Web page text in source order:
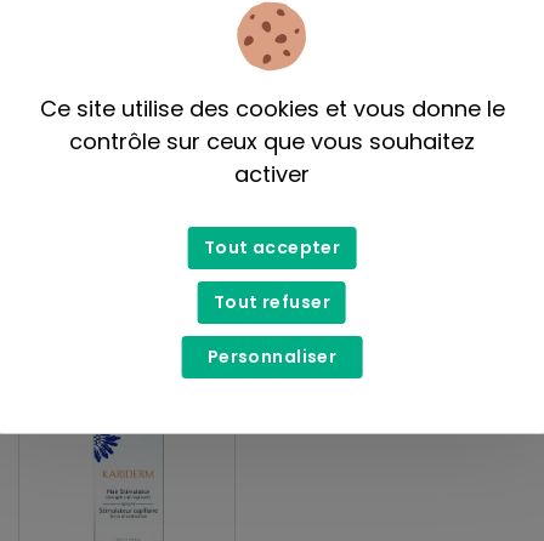
Kariderm
réparateur 150 mL
24,99$
Ce site utilise des cookies et vous donne le
contrôle sur ceux que vous souhaitez
activer
Tout accepter
Tout refuser
Personnaliser